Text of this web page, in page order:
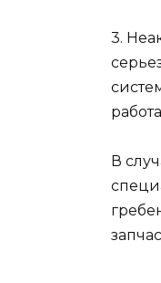
3.
В